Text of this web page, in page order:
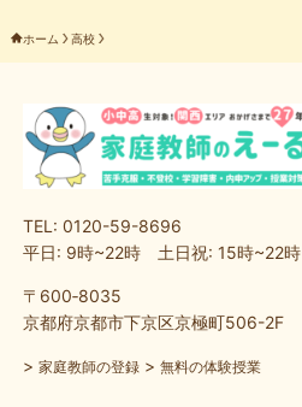
ホーム 高校
TEL: 0120-59-8696
平日: 9時~22時 土日祝: 15時~22時
〒600‐8035
京都府京都市下京区京極町506-2F
> 家庭教師の登録> 無料の体験授業